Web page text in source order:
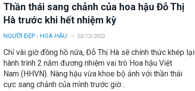
Thần thái sang chảnh của hoa hậu Đỗ Thị
Hà trước khi hết nhiệm kỳ
NGƯỜI ĐẸP - HOA HẬU 23/12/2022
Chỉ vài giờ đồng hồ nữa, Đỗ Thị Hà sẽ chính thức khép lại
hành trình 2 năm đương nhiệm vai trò Hoa hậu Việt
Nam (HHVN). Nàng hậu vừa khoe bộ ảnh với thần thái
cực sang chảnh của mình trước giờ…